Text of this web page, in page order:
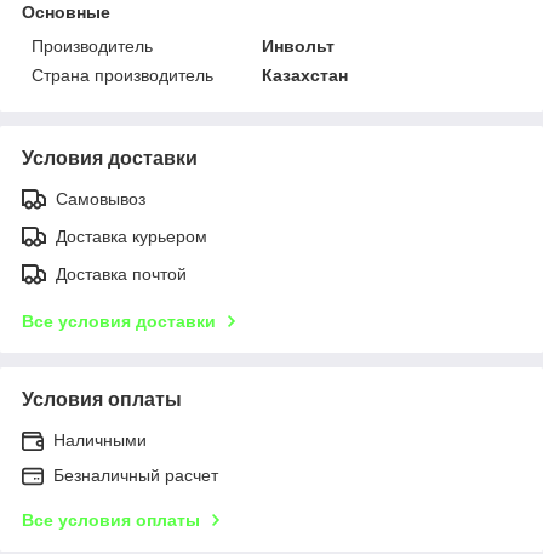
Основные
Производитель
Инвольт
Страна производитель
Казахстан
Условия доставки
Самовывоз
Доставка курьером
Доставка почтой
Все условия доставки
Условия оплаты
Наличными
Безналичный расчет
Все условия оплаты